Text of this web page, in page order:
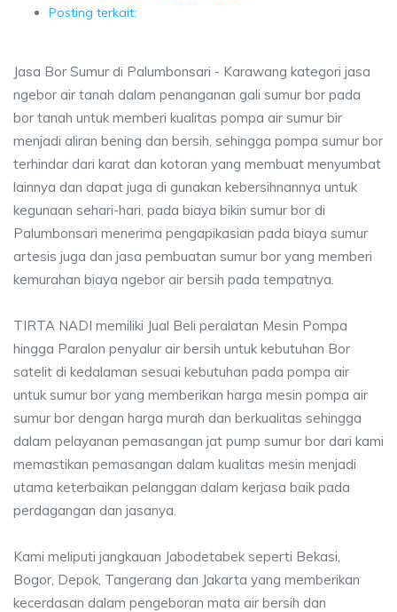
Posting terkait:
Jasa Bor Sumur di Palumbonsari - Karawang kategori jasa
ngebor air tanah dalam penanganan gali sumur bor pada
bor tanah untuk memberi kualitas pompa air sumur bir
menjadi aliran bening dan bersih, sehingga pompa sumur bor
terhindar dari karat dan kotoran yang membuat menyumbat
lainnya dan dapat juga di gunakan kebersihnannya untuk
kegunaan sehari-hari, pada biaya bikin sumur bor di
Palumbonsari menerima pengapikasian pada biaya sumur
artesis juga dan jasa pembuatan sumur bor yang memberi
kemurahan biaya ngebor air bersih pada tempatnya.
TIRTA NADI memiliki Jual Beli peralatan Mesin Pompa
hingga Paralon penyalur air bersih untuk kebutuhan Bor
satelit di kedalaman sesuai kebutuhan pada pompa air
untuk sumur bor yang memberikan harga mesin pompa air
sumur bor dengan harga murah dan berkualitas sehingga
dalam pelayanan pemasangan jat pump sumur bor dari kami
memastikan pemasangan dalam kualitas mesin menjadi
utama keterbaikan pelanggan dalam kerjasa baik pada
perdagangan dan jasanya.
Kami meliputi jangkauan Jabodetabek seperti Bekasi,
Bogor, Depok, Tangerang dan Jakarta yang memberikan
kecerdasan dalam pengeboran mata air bersih dan